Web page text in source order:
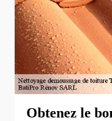
Obtenez le